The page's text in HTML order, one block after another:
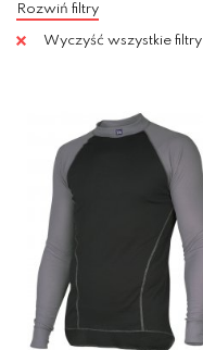
Rozwiń filtry
Wyczyść wszystkie filtry